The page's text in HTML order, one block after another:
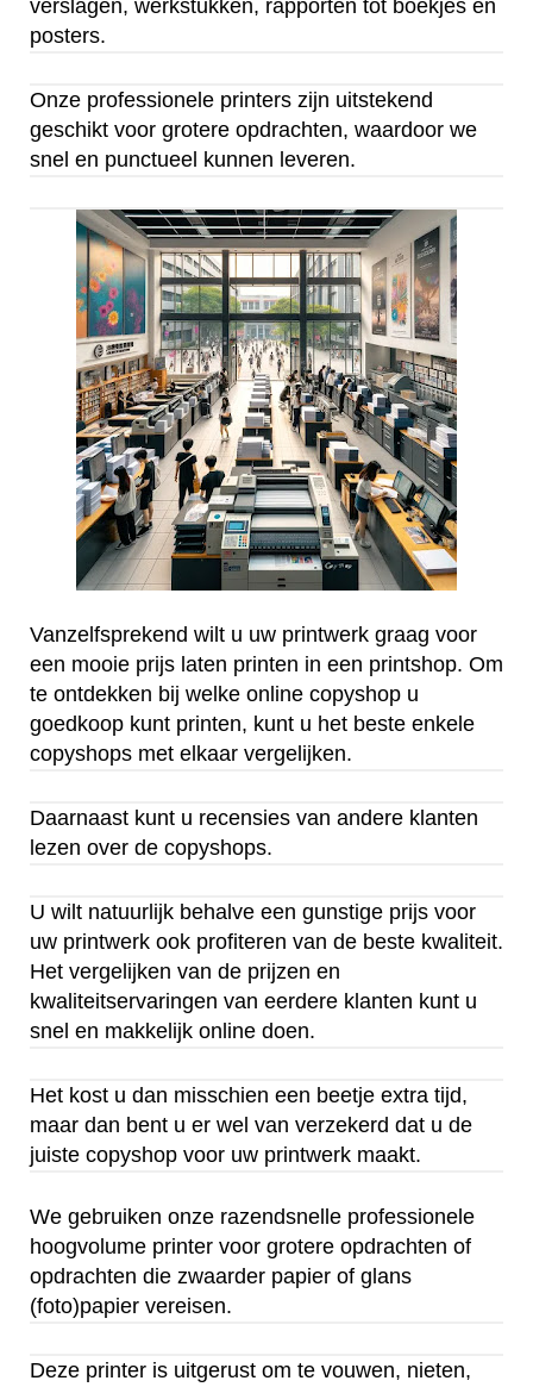
verslagen, werkstukken, rapporten tot boekjes en
posters.
Onze professionele printers zijn uitstekend
geschikt voor grotere opdrachten, waardoor we
snel en punctueel kunnen leveren.
Vanzelfsprekend wilt u uw printwerk graag voor
een mooie prijs laten printen in een printshop. Om
te ontdekken bij welke online copyshop u
goedkoop kunt printen, kunt u het beste enkele
copyshops met elkaar vergelijken.
Daarnaast kunt u recensies van andere klanten
lezen over de copyshops.
U wilt natuurlijk behalve een gunstige prijs voor
uw printwerk ook profiteren van de beste kwaliteit.
Het vergelijken van de prijzen en
kwaliteitservaringen van eerdere klanten kunt u
snel en makkelijk online doen.
Het kost u dan misschien een beetje extra tijd,
maar dan bent u er wel van verzekerd dat u de
juiste copyshop voor uw printwerk maakt.
We gebruiken onze razendsnelle professionele
hoogvolume printer voor grotere opdrachten of
opdrachten die zwaarder papier of glans
(foto)papier vereisen.
Deze printer is uitgerust om te vouwen, nieten,